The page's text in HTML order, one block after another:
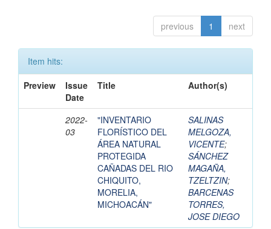
previous 1 next
Item hits:
Preview
Issue
Date
Title Author(s)
2022-
03
"INVENTARIO
FLORÍSTICO DEL
ÁREA NATURAL
PROTEGIDA
CAÑADAS DEL RIO
CHIQUITO,
MORELIA,
MICHOACÁN"
SALINAS
MELGOZA,
VICENTE;
SÁNCHEZ
MAGAÑA,
TZELTZIN;
BARCENAS
TORRES,
JOSE DIEGO